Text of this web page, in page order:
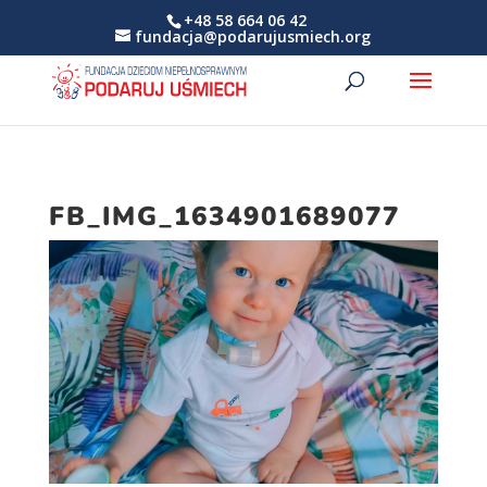
+48 58 664 06 42
fundacja@podarujusmiech.org
FB_IMG_1634901689077